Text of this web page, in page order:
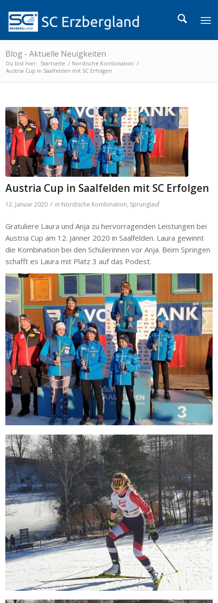
Blog - Aktuelle Neuigkeiten
Du bist hier: Startseite / Nordische Kombination /
Austria Cup in Saalfelden mit SC Erfolgen
Austria Cup in Saalfelden mit SC Erfolgen
12. Januar 2020 / in Nordische Kombination, Sprunglauf
Gratuliere Laura und Anja zu hervorragenden Leistungen bei
Austria Cup am 12. Jänner 2020 in Saalfelden. Laura gewinnt
die Kombination bei den Schülerinnen vor Anja. Beim Springen
schafft es Laura mit Platz 3 auf das Podest.